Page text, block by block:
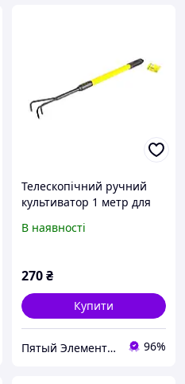
Телескопічний ручний
культиватор 1 метр для
C856874XA2
В наявності
270₴
Купити
Пятый Элемент - всё, что вам нужно 96%